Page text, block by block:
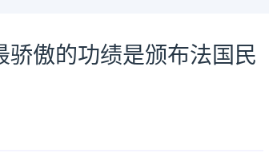
骄傲的功绩是颁布法国民